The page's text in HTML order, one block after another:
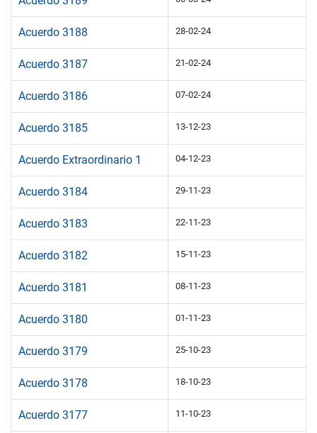
Acuerdo 3188 28-02-24
Acuerdo 3187 21-02-24
Acuerdo 3186 07-02-24
Acuerdo 3185 13-12-23
Acuerdo Extraordinario 1 04-12-23
Acuerdo 3184 29-11-23
Acuerdo 3183 22-11-23
Acuerdo 3182 15-11-23
Acuerdo 3181 08-11-23
Acuerdo 3180 01-11-23
Acuerdo 3179 25-10-23
Acuerdo 3178 18-10-23
Acuerdo 3177 11-10-23